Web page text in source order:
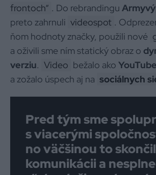
frontoch“ . Do rebrandingu
preto zahrnuli videospot .
ňom hodnoty značky, použili nové
a oživili sme ním statický obraz o
verziu. Video bežalo ako
a zožalo úspech aj na sociálnych
Pred tým sme
s viacerými
no väčšinou to
komunikácii a